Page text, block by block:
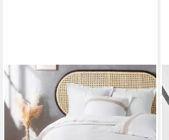
DOUCEUR D'INTÉRIEUR
Bettwäsche Bettwäsche-Set
mit Leinenanteil LALY, 240 x
220 cm, Baumwolle,